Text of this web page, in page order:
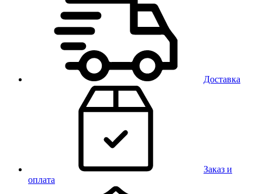
Доставка
Заказ и
оплата